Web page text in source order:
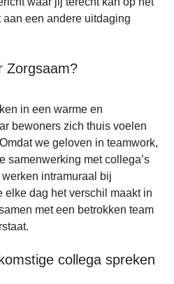
een andere uitdaging
Zorgsaam?
in een warme en
bewoners zich thuis voelen
we geloven in teamwork,
samenwerking met collega’s
intramuraal bij
elke dag het verschil maakt in
met een betrokken team
collega spreken